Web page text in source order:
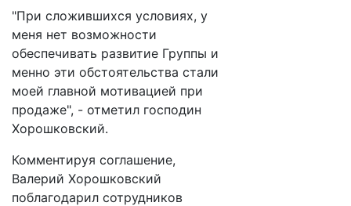
"При сложившихся условиях, у
меня нет возможности
обеспечивать развитие Группы и
менно эти обстоятельства стали
моей главной мотивацией при
продаже", - отметил господин
Хорошковский.
Комментируя соглашение,
Валерий Хорошковский
поблагодарил сотрудников